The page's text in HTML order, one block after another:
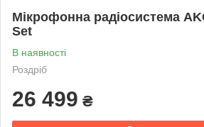
Мікрофонна радіосистема
Set
В наявності
Роздріб
26 499 ₴